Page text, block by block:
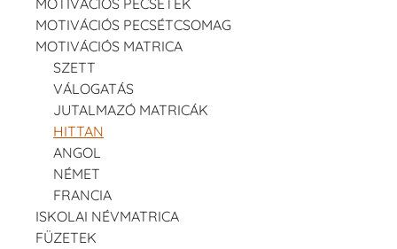
MOTIVÁCIÓS PECSÉTEK
MOTIVÁCIÓS PECSÉTCSOMAG
MOTIVÁCIÓS MATRICA
SZETT
VÁLOGATÁS
JUTALMAZÓ MATRICÁK
HITTAN
ANGOL
NÉMET
FRANCIA
ISKOLAI NÉVMATRICA
FÜZETEK